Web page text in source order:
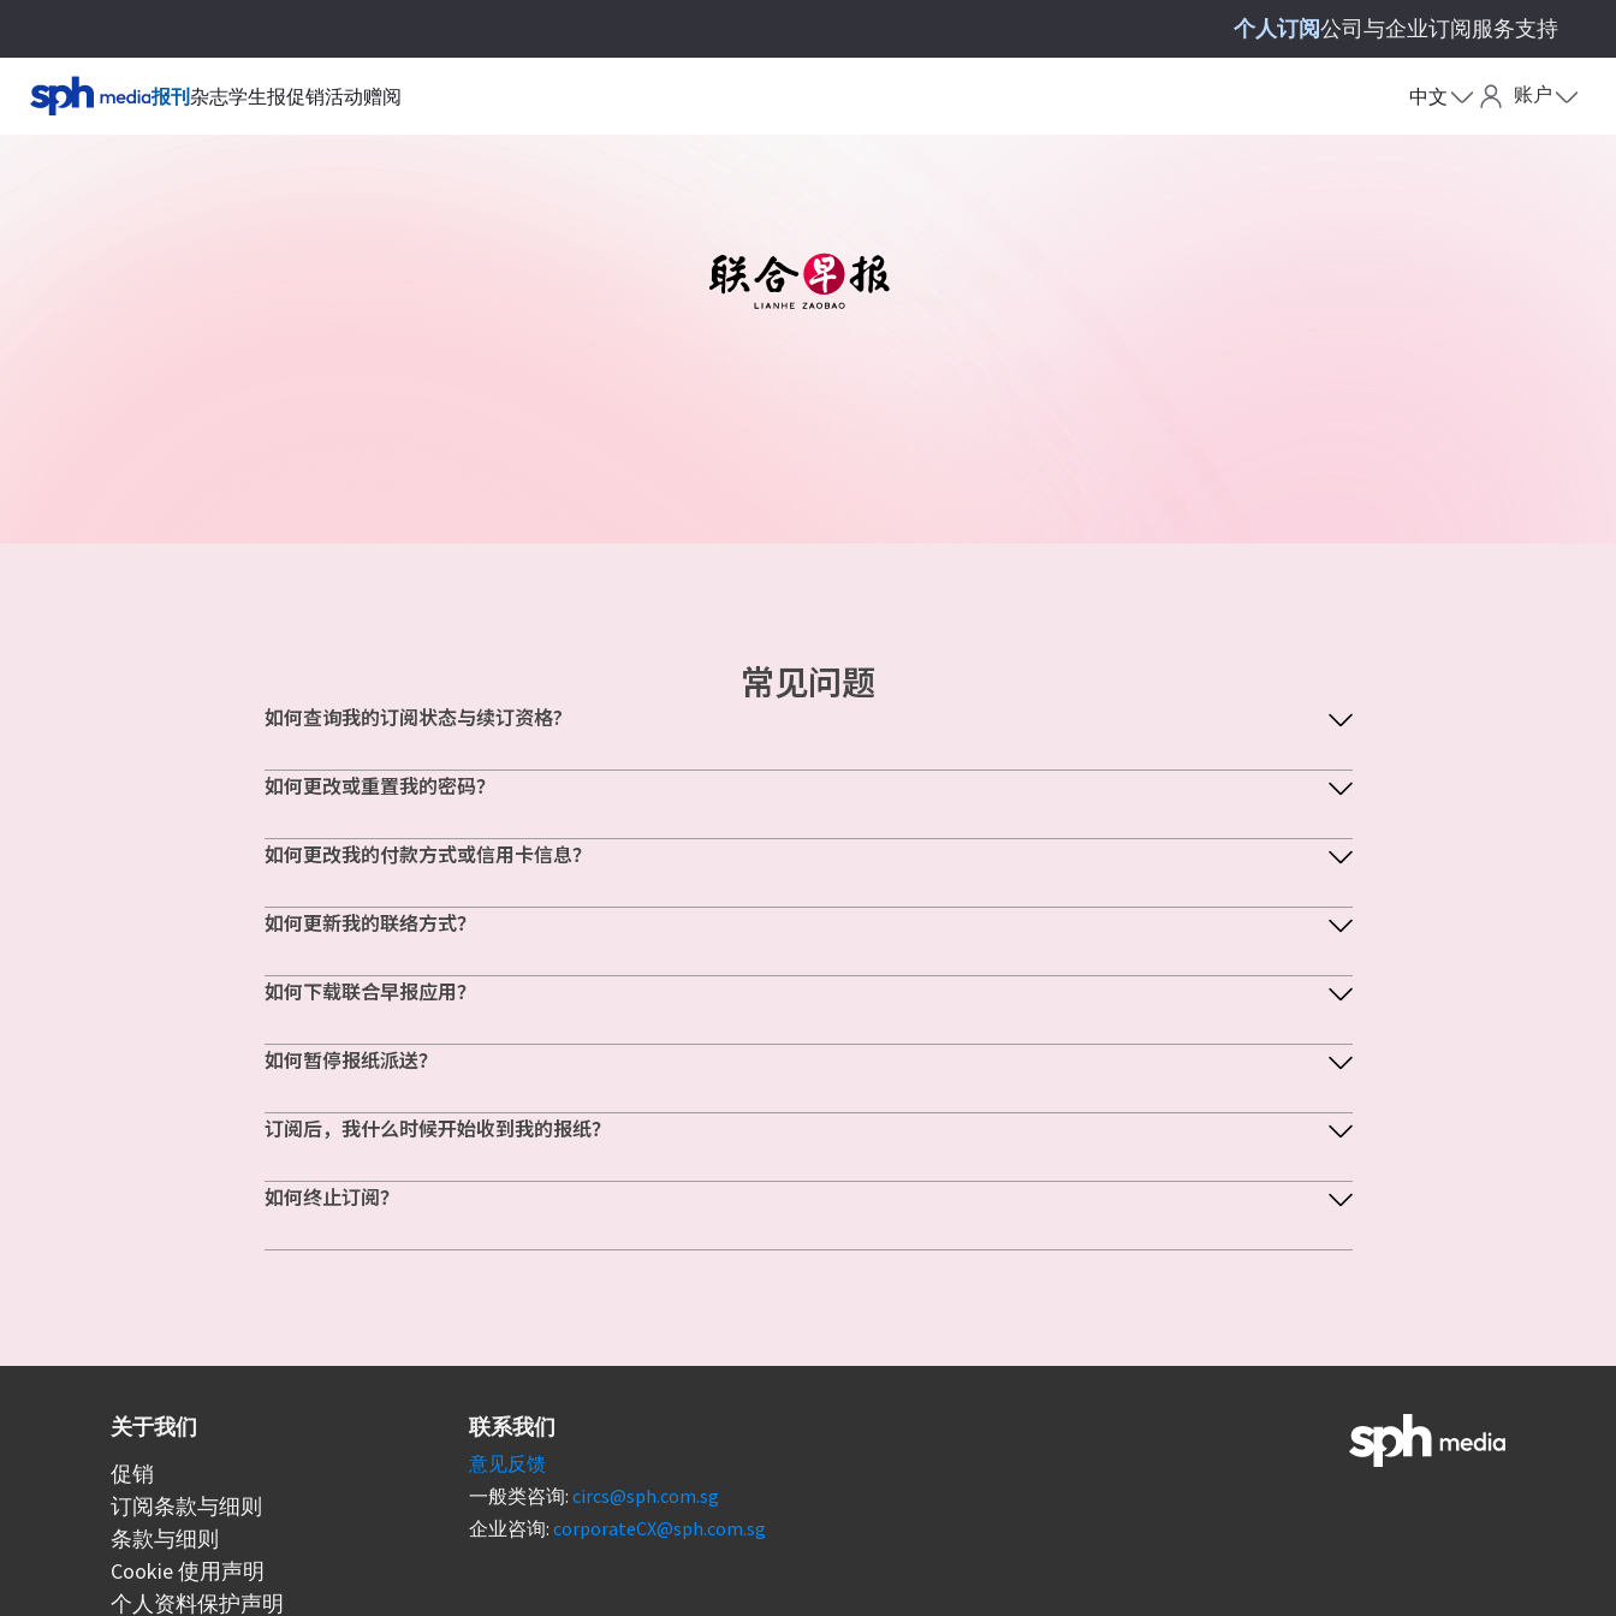
个人订阅公司与企业订阅服务支持
报刊杂志学生报促销活动赠阅 中文 账户
常见问题
如何查询我的订阅状态与续订资格?
如何更改或重置我的密码？
如何更改我的付款方式或信用卡信息？
如何更新我的联络方式？
如何下载联合早报应用？
如何暂停报纸派送？
订阅后，我什么时候开始收到我的报纸？
如何终止订阅？
关于我们
促销
订阅条款与细则
条款与细则
Cookie 使用声明
个人资料保护声明
联系我们
意见反馈
一般类咨询: circs@sph.com.sg
企业咨询: corporateCX@sph.com.sg